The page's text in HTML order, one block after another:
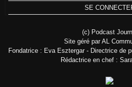
SE
(c) Podcast
Site géré par AL
Fondatrice : Eva Esztergar - Directrice de
Rédactrice en chef :